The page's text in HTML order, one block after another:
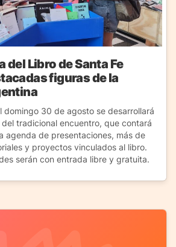
del Libro de Santa Fe
figuras de la
domingo 30 de agosto se desarrollará
tradicional encuentro, que contará
agenda de presentaciones, más de
y proyectos vinculados al libro.
serán con entrada libre y gratuita.